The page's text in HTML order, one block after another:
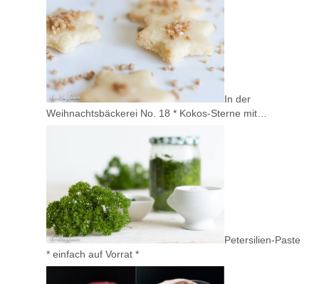
In der
Weihnachtsbäckerei No. 18 * Kokos-Sterne mit…
Petersilien-Paste
* einfach auf Vorrat *